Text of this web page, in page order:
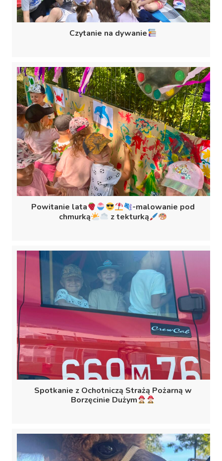
Czytanie na dywanie
Powitanie lata
-malowanie pod
chmurką
z tekturką
Spotkanie z Ochotniczą Strażą Pożarną w
Borzęcinie Dużym